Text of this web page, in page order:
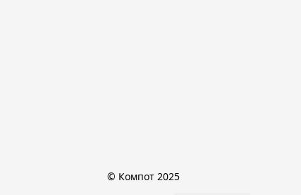
© Компот 2025